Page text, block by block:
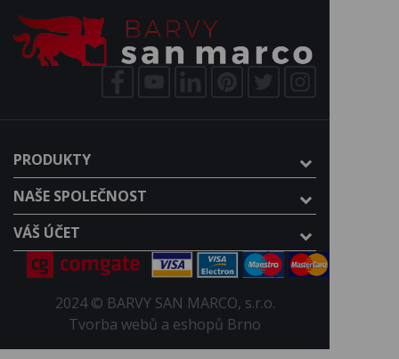
PRODUKTY
NAŠE SPOLEČNOST
VÁŠ ÚČET
2024 © BARVY SAN MARCO, s.r.o.
Tvorba webů a eshopů Brno